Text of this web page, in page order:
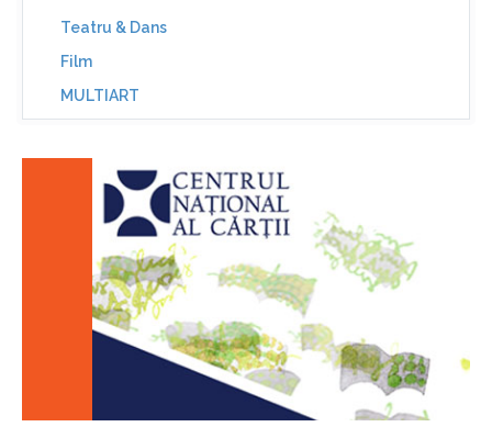
Teatru & Dans
Film
MULTIART